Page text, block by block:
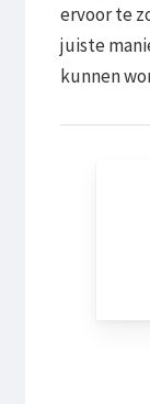
ervoor te
juiste
kunnen